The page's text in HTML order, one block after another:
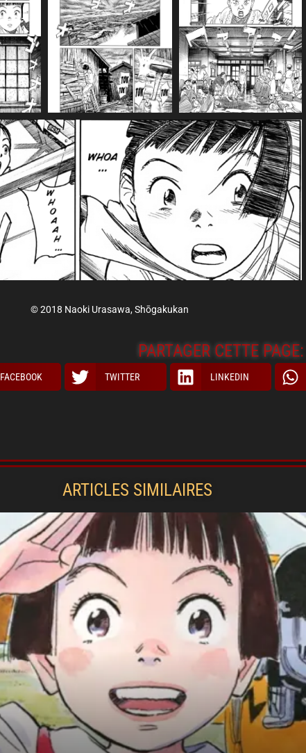
© 2018 Naoki Urasawa, Shōgakukan
PARTAGER CETTE PAGE:
FACEBOOK TWITTER LINKEDIN
ARTICLES SIMILAIRES